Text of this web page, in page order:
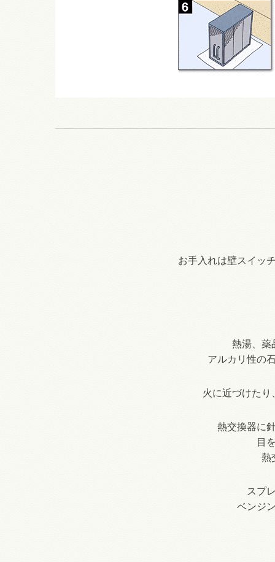
お手入れは壁スイッ
熱湯、薬
アルカリ性の
火に近づけたり
熱交換器に
目
熱
スプ
ベンジ